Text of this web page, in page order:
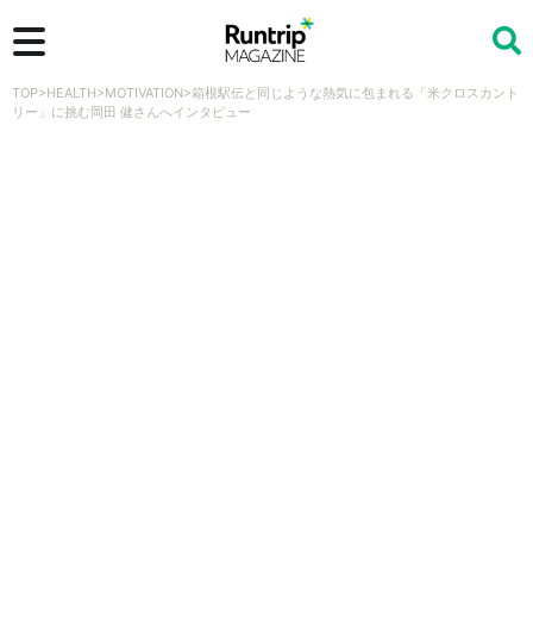
検索
TOP>HEALTH>MOTIVATION>箱根駅伝と同じような熱気に包まれる「米クロスカント
リー」に挑む岡田 健さんへインタビュー